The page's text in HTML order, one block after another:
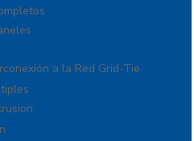
a la Red Grid-Tie